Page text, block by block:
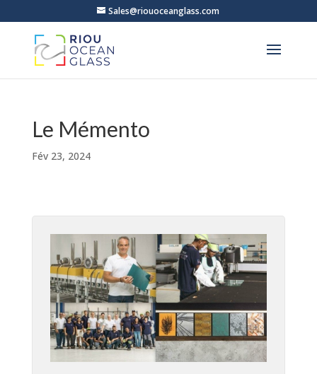
Sales@riouoceanglass.com
Le Mémento
Fév 23, 2024